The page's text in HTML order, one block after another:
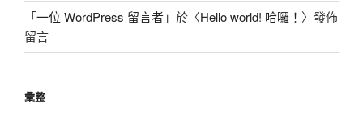
「一位 WordPress 留言者」於〈Hello world! 哈囉！ 〉發佈
留言
彙整